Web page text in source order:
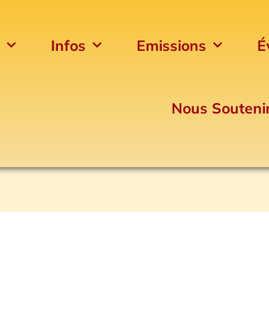
Infos Emissions
Nous